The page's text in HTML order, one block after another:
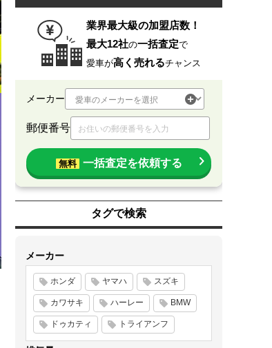
業界最大級の加盟店数！
最大12社の一括査定で
愛車が高く売れるチャンス
メーカー
郵便番号
無料 一括査定を依頼する
タグで検索
メーカー
ホンダ ヤマハ スズキ
カワサキ ハーレー BMW
ドゥカティ トライアンフ